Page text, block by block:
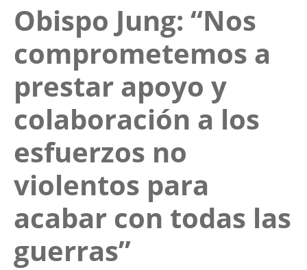
Obispo Jung: “Nos
comprometemos a
prestar apoyo y
colaboración a los
esfuerzos no
violentos para
acabar con todas las
guerras”